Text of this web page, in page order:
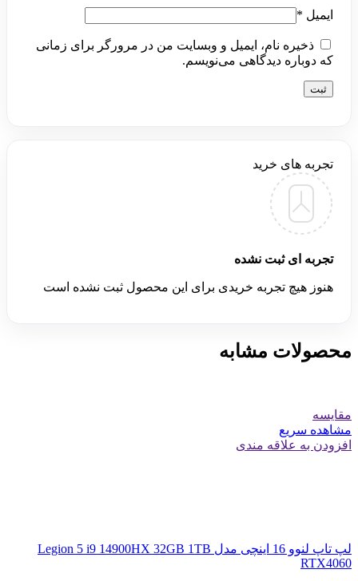
ایمیل *
ذخیره نام، ایمیل و وبسایت من در مرورگر برای زمانی
که دوباره دیدگاهی می‌نویسم.
تجربه های خرید
تجربه ای ثبت نشده
هنوز هیچ تجربه خریدی برای این محصول ثبت نشده است
محصولات مشابه
مقایسه
مشاهده سریع
افزودن به علاقه مندی
لپ تاپ لنوو 16 اینچی مدل Legion 5 i9 14900HX 32GB 1TB
RTX4060